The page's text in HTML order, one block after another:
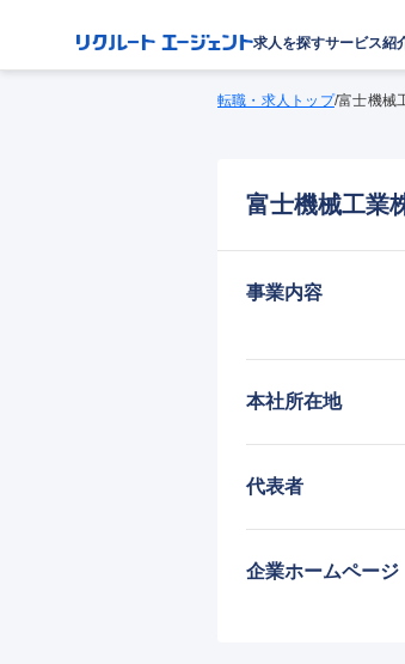
求人を探すサービス紹
転職・求人トップ/富士機械
富士機械工業
事業内容
本社所在地
代表者
企業ホームページ